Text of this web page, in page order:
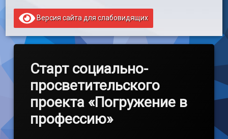
Версия сайта для слабовидящих
Старт социально-
просветительского
проекта «Погружение в
профессию»